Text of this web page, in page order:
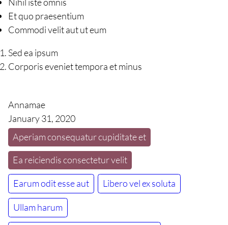
Nihil iste omnis
Et quo praesentium
Commodi velit aut ut eum
Sed ea ipsum
Corporis eveniet tempora et minus
Annamae
January 31, 2020
Aperiam consequatur cupiditate et
Ea reiciendis consectetur velit
Earum odit esse aut Libero vel ex soluta
Ullam harum